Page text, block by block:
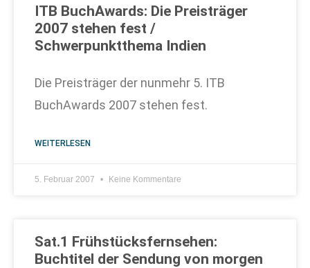
ITB BuchAwards: Die Preisträger
2007 stehen fest /
Schwerpunktthema Indien
Die Preisträger der nunmehr 5. ITB
BuchAwards 2007 stehen fest.
WEITERLESEN
5. Februar 2007 Keine Kommentare
Sat.1 Frühstücksfernsehen:
Buchtitel der Sendung von morgen